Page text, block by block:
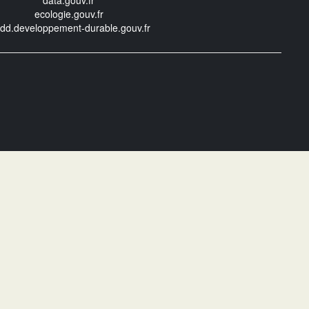
ecologie.gouv.fr
durable.gouv.fr